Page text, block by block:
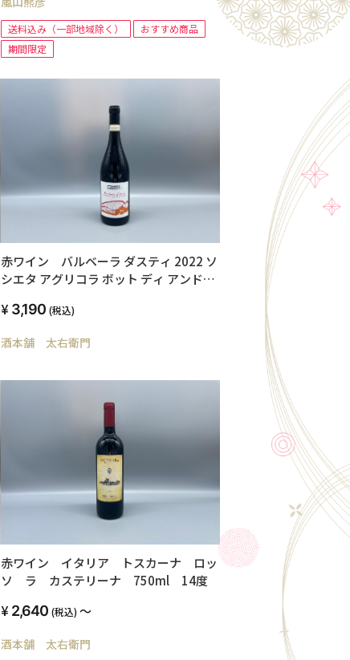
送料込み（一部地域除く）
おすすめ商品
期間限定
赤ワイン バルベーラ ダスティ 2022 ソ
シエタ アグリコラ ボット ディ アンドレ
3,190 (税込)
酒本舗 太右衛門
赤ワイン イタリア トスカーナ ロッ
ソ ラ カステリーナ 750ml 14度
2,640 (税込) ～
酒本舗 太右衛門